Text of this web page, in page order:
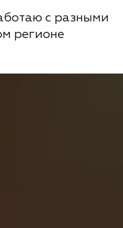
с разными
регионе